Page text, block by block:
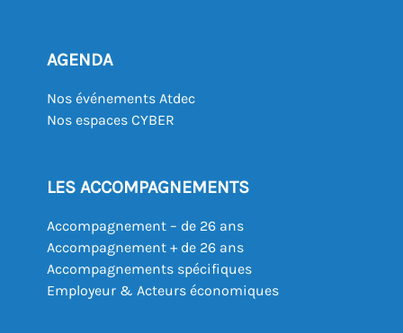
AGENDA
Nos événements Atdec
Nos espaces CYBER
LES ACCOMPAGNEMENTS
Accompagnement – de 26 ans
Accompagnement + de 26 ans
Accompagnements spécifiques
Employeur & Acteurs économiques